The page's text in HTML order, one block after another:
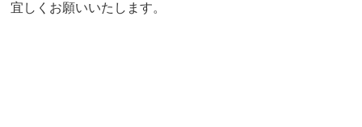
宜しくお願いいたします。